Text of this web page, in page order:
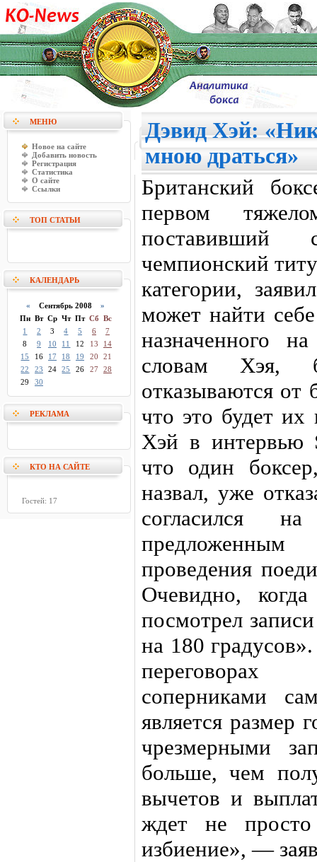
МЕНЮ
Новое на сайте
Добавить новость
Регистрация
Статистика
О сайте
Ссылки
ТОП СТАТЬИ
КАЛЕНДАРЬ
« Сентябрь 2008»
Пн Вт Ср Чт Пт Сб Вс
1
2 3 4 5 6
7
8
9 10 11 12 13
14
15
16 17 18 19 20
21
22
23 24 25 26 27
28
29
30
РЕКЛАМА
КТО НА САЙТЕ
Гостей: 17
Дэвид Хэй:
мною драться»
Британский
первом
поставивший
чемпионский
категории,
может найти
назначенного
словам Хэя,
отказываются
что это будет
Хэй в интервью
что один
назвал, уже
согласился
проведения
Очевидно,
посмотрел
на 180
соперниками
является размер
чрезмерными
больше, чем
вычетов и
ждет не
избиение», —